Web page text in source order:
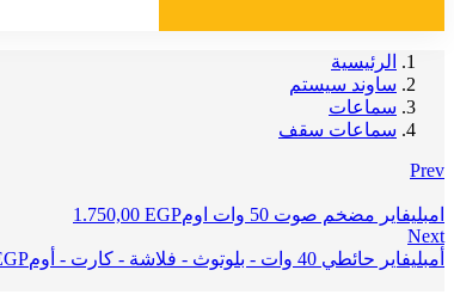
الرئيسية
ساوند سيستم
سماعات
سماعات سقف
Prev
امبليفاير مضخم صوت 50 وات اوم 1.750,00 EGP
Next
أمبليفاير حائطي 40 وات - بلوتوث - فلاشة - كارت - أوم